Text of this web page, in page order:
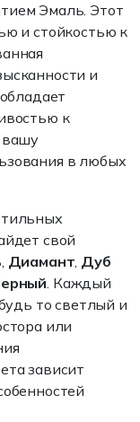
Эмаль. Этот
и стойкостью к
и
к
вашу
в любых
свой
, Диамант, Дуб
. Каждый
то светлый и
или
зависит